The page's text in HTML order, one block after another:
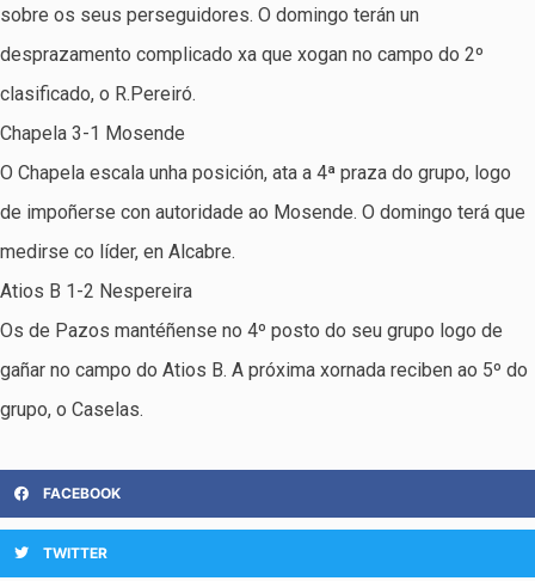
sobre os seus perseguidores. O domingo terán un
desprazamento complicado xa que xogan no campo do 2º
clasificado, o R.Pereiró.
Chapela 3-1 Mosende
O Chapela escala unha posición, ata a 4ª praza do grupo, logo
de impoñerse con autoridade ao Mosende. O domingo terá que
medirse co líder, en Alcabre.
Atios B 1-2 Nespereira
Os de Pazos mantéñense no 4º posto do seu grupo logo de
gañar no campo do Atios B. A próxima xornada reciben ao 5º do
grupo, o Caselas.
FACEBOOK
TWITTER